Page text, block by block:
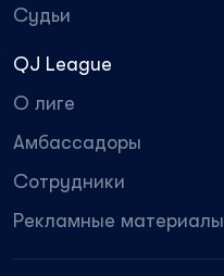
Судьи
QJ League
О лиге
Амбассадоры
Сотрудники
Рекламные материалы